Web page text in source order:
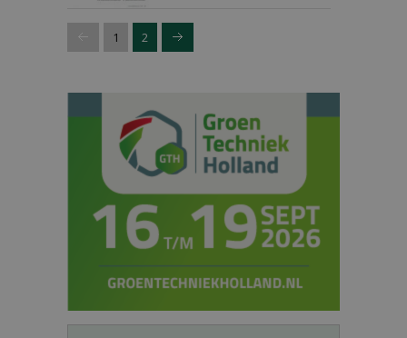
1 2